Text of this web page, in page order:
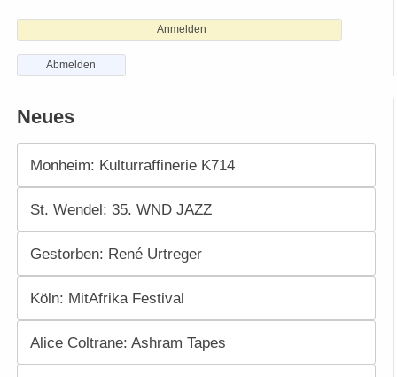
Anmelden
Abmelden
Neues
Monheim: Kulturraffinerie K714
St. Wendel: 35. WND JAZZ
Gestorben: René Urtreger
Köln: MitAfrika Festival
Alice Coltrane: Ashram Tapes